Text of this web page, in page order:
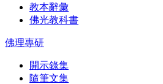
教本辭彙
佛光教科書
佛理專研
開示錄集
隨筆文集